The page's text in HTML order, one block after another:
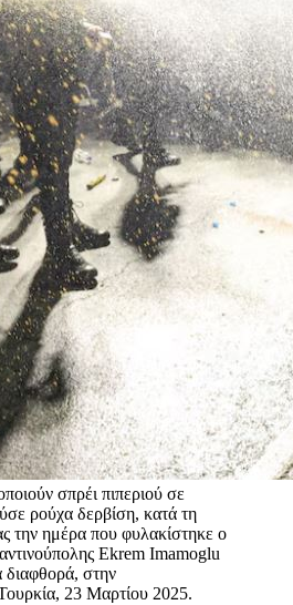
σπρέι πιπεριού σε
ρούχα δερβίση, κατά τη
την ημέρα που φυλακίστηκε ο
Ekrem Imamoglu
διαφθορά, στην
23 Μαρτίου 2025.